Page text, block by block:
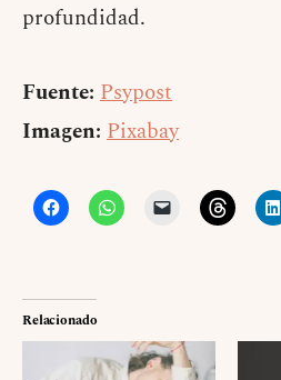
profundidad.
Fuente: Psypost
Imagen: Pixabay
Relacionado